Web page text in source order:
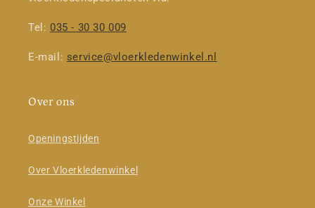
Tel: 035 - 30 30 009
E-mail: service@vloerkledenwinkel.nl
Over ons
Openingstijden
Over Vloerkledenwinkel
Onze Winkel